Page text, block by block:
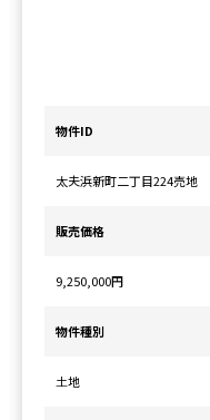
物件ID
太夫浜新町二丁目224売地
販売価格
9,250,000円
物件種別
土地